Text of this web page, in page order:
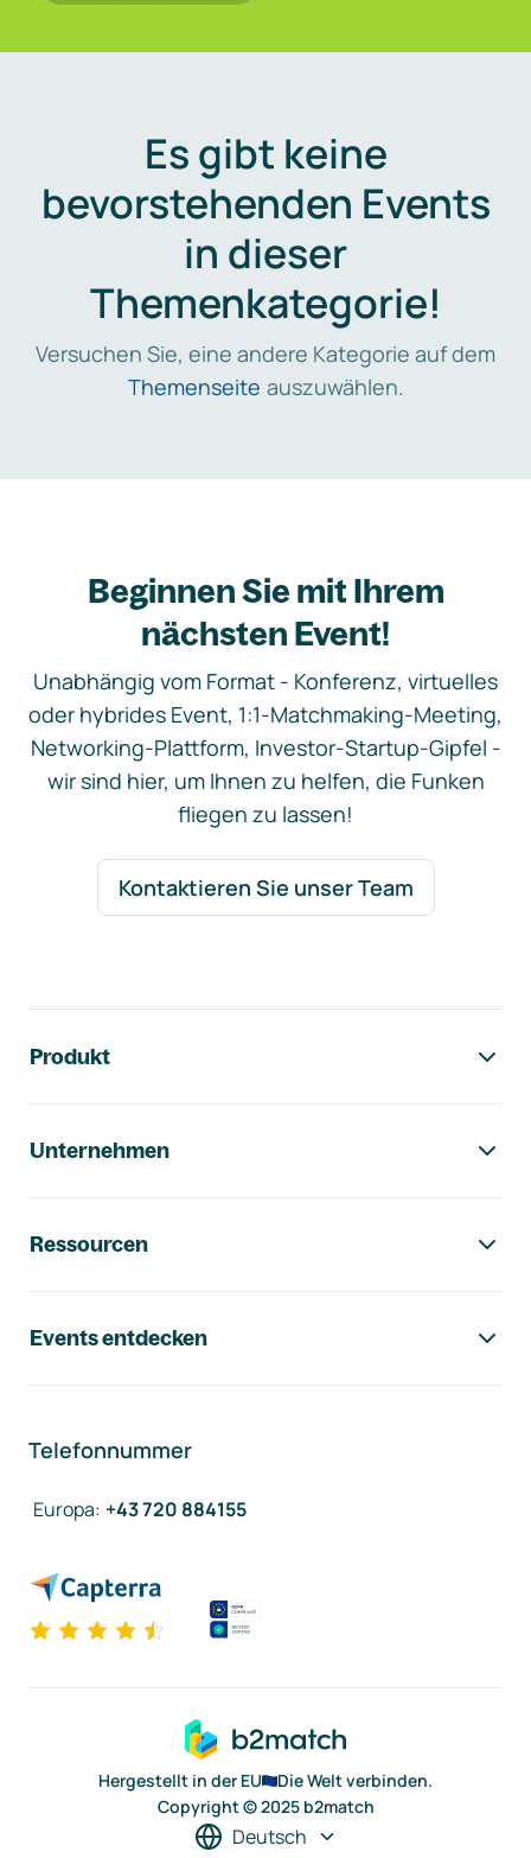
Es gibt keine
bevorstehenden Events
in dieser
Themenkategorie!
Versuchen Sie, eine andere Kategorie auf dem
Themenseite auszuwählen.
Beginnen Sie mit Ihrem
nächsten Event!
Unabhängig vom Format - Konferenz, virtuelles
oder hybrides Event, 1:1-Matchmaking-Meeting,
Networking-Plattform, Investor-Startup-Gipfel -
wir sind hier, um Ihnen zu helfen, die Funken
fliegen zu lassen!
Kontaktieren Sie unser Team
Produkt
Unternehmen
Ressourcen
Events entdecken
Telefonnummer
Europa: +43 720 884155
Hergestellt in der EU
Die Welt verbinden.
Copyright © 2025 b2match
Deutsch